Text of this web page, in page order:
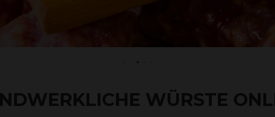
WÜRSTE